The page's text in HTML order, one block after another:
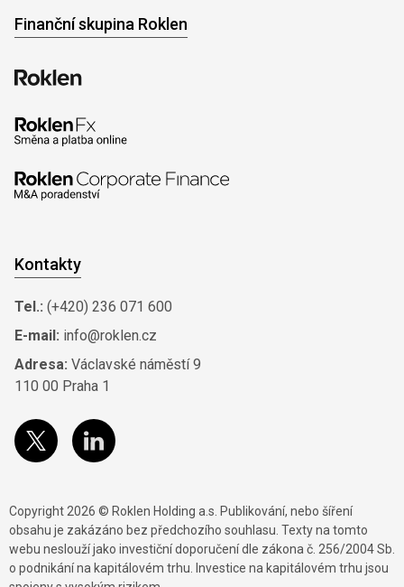
Finanční skupina Roklen
Kontakty
Tel.: (+420) 236 071 600
E-mail: info@roklen.cz
Adresa: Václavské náměstí 9
110 00 Praha 1
Copyright 2026 © Roklen Holding a.s. Publikování, nebo šíření
obsahu je zakázáno bez předchozího souhlasu. Texty na tomto
webu neslouží jako investiční doporučení dle zákona č. 256/2004 Sb.
o podnikání na kapitálovém trhu. Investice na kapitálovém trhu jsou